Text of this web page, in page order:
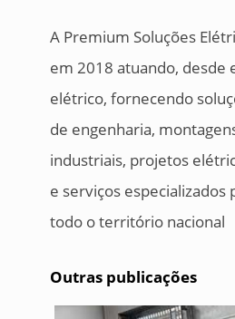
A Premium Soluções
em 2018 atuando, desde
elétrico, fornecendo
de engenharia,
industriais, projetos
e serviços especializados
todo o território nacional
Outras publicações